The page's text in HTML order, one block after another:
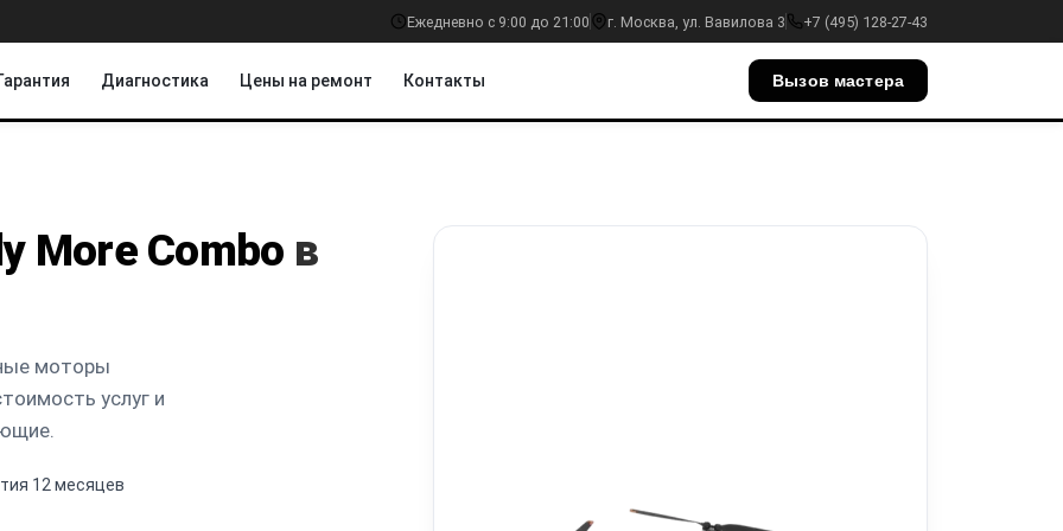
Ежедневно с 9:00 до 21:00 г. Москва, ул. Вавилова 3 +7 (495) 128-27-43
Диагностика Цены на ремонт Контакты Вызов мастера
More Combo в
моторы
услуг и
12 месяцев